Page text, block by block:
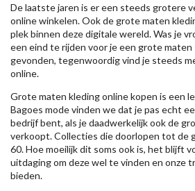
De laatste jaren is er een steeds grotere
online winkelen. Ook de grote maten
plek binnen deze digitale wereld. Was je
een eind te rijden voor je een grote maten
gevonden, tegenwoordig vind je steeds
online.
Grote maten kleding online kopen is een
Bagoes mode vinden we dat je pas echt
bedrijf bent, als je daadwerkelijk ook de
verkoopt. Collecties die doorlopen tot de
60. Hoe moeilijk dit soms ook is, het blijft
uitdaging om deze wel te vinden en onze
bieden.